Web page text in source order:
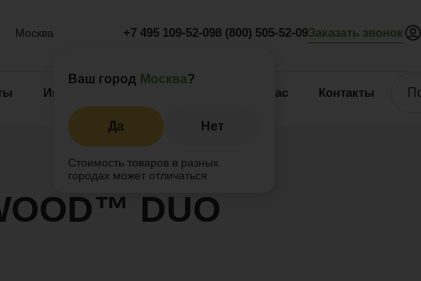
Москва
Ваш город Москва?
Да Нет
Стоимость товаров в разных
городах может отличаться
+7 495 109-52-098 (800) 505-52-09Заказать звонок
Информация О нас Контакты
DUO